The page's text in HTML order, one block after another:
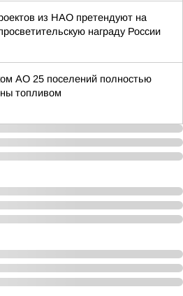
из НАО претендуют на
награду России
АО 25 поселений полностью
топливом